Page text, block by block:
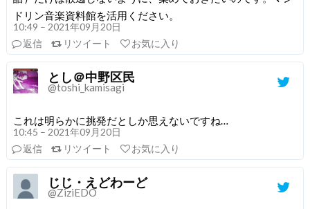
ドリン音楽資料館を活用ください。
10:49 – 2021年09月20日
返信
リツイート お気に入り
とし＠中野区民
@toshi_kamisagi
これは明らかに挑発だとしか思えないですね…
10:45 – 2021年09月20日
返信
リツイート お気に入り
じじ・えどわーど
@ZiziEDO